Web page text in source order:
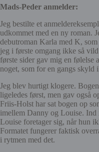
Mads-Peder anmelder:
Jeg bestilte et
udkommet med en ny roman.
debutroman Karla med K,
jeg i første omgang ikke så
første sider gav mig en følelse
noget, som for en gangs skyld
Jeg blev hurtigt klogere.
ligeledes først, men gav også
Friis-Holst har sat bogen op
imellem Danny og Louise. Ind
Louise foretager sig, når hun
Formatet fungerer faktisk
i rytmen med det.